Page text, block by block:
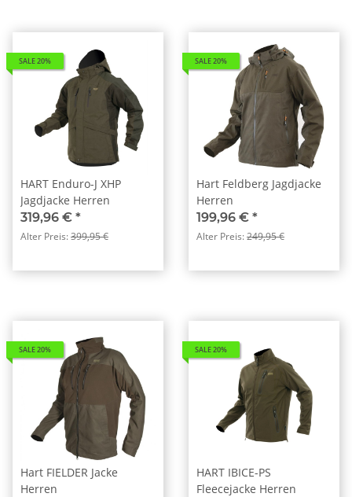
SALE 20%
HART Enduro-J XHP
Jagdjacke Herren
319,96 € *
Alter Preis:399,95 €
SALE 20%
Hart Feldberg Jagdjacke
Herren
199,96 € *
Alter Preis:249,95 €
SALE 20%
Hart FIELDER Jacke
Herren
SALE 20%
HART IBICE-PS
Fleecejacke Herren